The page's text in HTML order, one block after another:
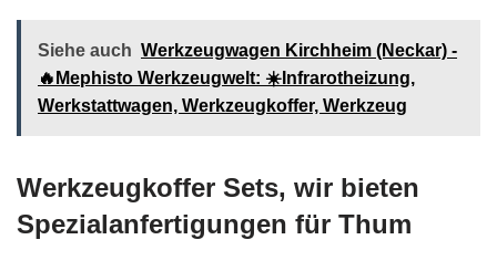
Siehe auch Werkzeugwagen Kirchheim (Neckar) -
🔥Mephisto Werkzeugwelt: ☀️Infrarotheizung,
Werkstattwagen, Werkzeugkoffer, Werkzeug
Werkzeugkoffer Sets, wir bieten
Spezialanfertigungen für Thum